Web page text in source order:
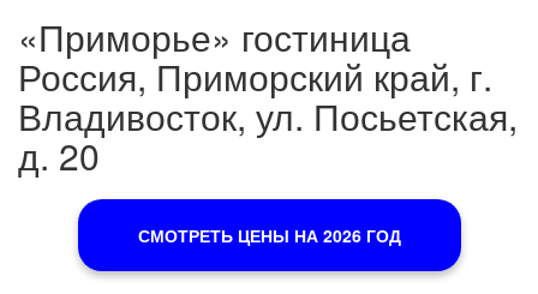
«Приморье» гостиница
Россия, Приморский край, г.
Владивосток, ул. Посьетская,
д. 20
СМОТРЕТЬ ЦЕНЫ НА 2026 ГОД